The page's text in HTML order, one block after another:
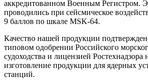
аккредитованном Военным Регистром.
проводились при сейсмическое
9 баллов по шкале MSK-64.
Качество нашей продукции
типовом одобрении Российского
судоходства и лицензией Ростехнадзора
изготовление продукции для ядерных
станций.